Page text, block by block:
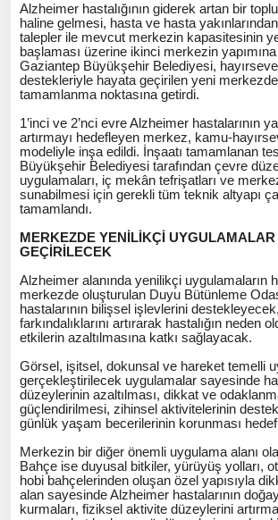
Alzheimer hastalığının giderek artan bir
haline gelmesi, hasta ve hasta
talepler ile mevcut merkezin kapasitesinin
başlaması üzerine ikinci merkezin
Gaziantep Büyükşehir Belediyesi,
destekleriyle hayata geçirilen yeni merkezde
tamamlanma noktasına getirdi.
1’inci ve 2’nci evre Alzheimer hastalarının
artırmayı hedefleyen merkez, kamu-
modeliyle inşa edildi. İnşaatı tamamlanan
Büyükşehir Belediyesi tarafından çevre
uygulamaları, iç mekân tefrişatları ve
sunabilmesi için gerekli tüm teknik altyapı
tamamlandı.
MERKEZDE YENİLİKÇİ UYGULAMALAR
GEÇİRİLECEK
Alzheimer alanında yenilikçi uygulamaların
merkezde oluşturulan Duyu Bütünleme
hastalarının bilişsel işlevlerini
farkındalıklarını artırarak hastalığın neden
etkilerin azaltılmasına katkı sağlayacak.
Görsel, işitsel, dokunsal ve hareket temelli
gerçekleştirilecek uygulamalar sayesinde
düzeylerinin azaltılması, dikkat ve
güçlendirilmesi, zihinsel aktivitelerinin
günlük yaşam becerilerinin korunması
Merkezin bir diğer önemli uygulama alanı
Bahçe ise duyusal bitkiler, yürüyüş yolları,
hobi bahçelerinden oluşan özel yapısıyla
alan sayesinde Alzheimer hastalarının
kurmaları, fiziksel aktivite düzeylerini